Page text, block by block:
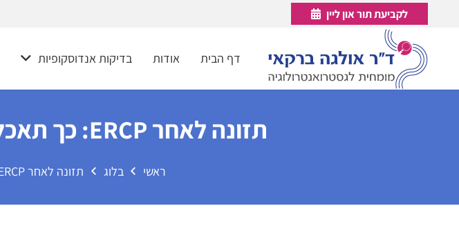
לקביעת תור און ליין
דף הבית אודות בדיקות אנדוסקופיות
תזונה לאחר ERCP: כך תאכלו נכון ותסייעו לגוף להתאושש
ראשי בלוג תזונה לאחר ERCP: כך תאכלו נכון ותסייעו לגוף להתאושש